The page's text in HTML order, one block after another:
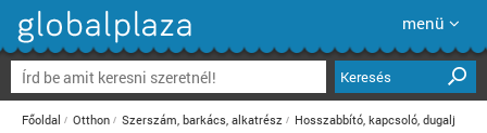
menü
Keresés
Főoldal Otthon Szerszám, barkács, alkatrész Hosszabbító, kapcsoló, dugalj